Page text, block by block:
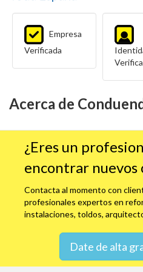
Empresa
Verificada
Acerca de
¿Eres un
encontrar nuevos
Contacta al momento con
profesionales expertos en
instalaciones, toldos,
Date de alta